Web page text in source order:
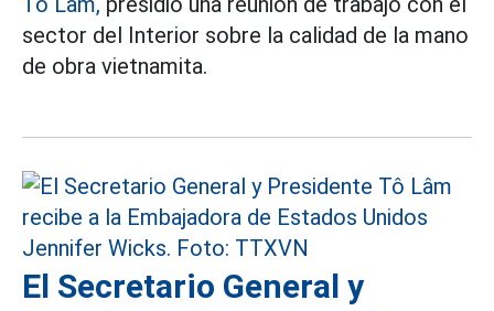
sector del Interior sobre la calidad de la mano
de obra vietnamita.
El Secretario General y